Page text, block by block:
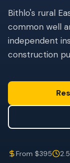
INSPECCIONES
Mitigación de
Imagen Térmica
Bithlo's rural
common well
independent
construction
From $395